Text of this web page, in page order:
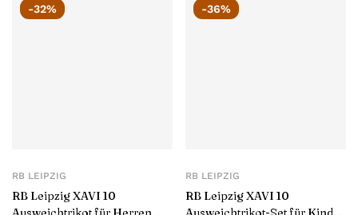
-32%
RB LEIPZIG
RB Leipzig XAVI 10
-36%
RB LEIPZIG
RB Leipzig XAVI 10